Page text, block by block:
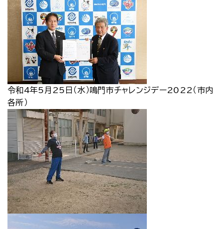
令和4年5月25日（水）鳴門市チャレンジデー2022（市内
各所）